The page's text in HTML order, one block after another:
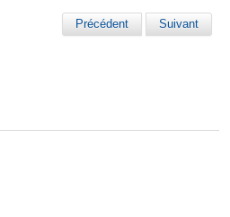
Précédent Suivant